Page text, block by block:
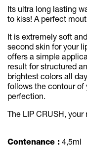
Its ultra long lasting
to kiss! A perfect
It is extremely soft
second skin for your
offers a simple
result for structured
brightest colors all
follows the contour of
perfection.
The LIP CRUSH,
Contenance : 4,5ml